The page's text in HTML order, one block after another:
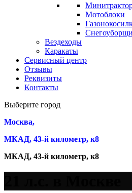
Мотоблоки
Вездеходы
Каракаты
Сервисный центр
Отзывы
Реквизиты
Контакты
Выберите город
Москва,
МКАД, 43-й километр, к8
МКАД, 43-й километр, к8